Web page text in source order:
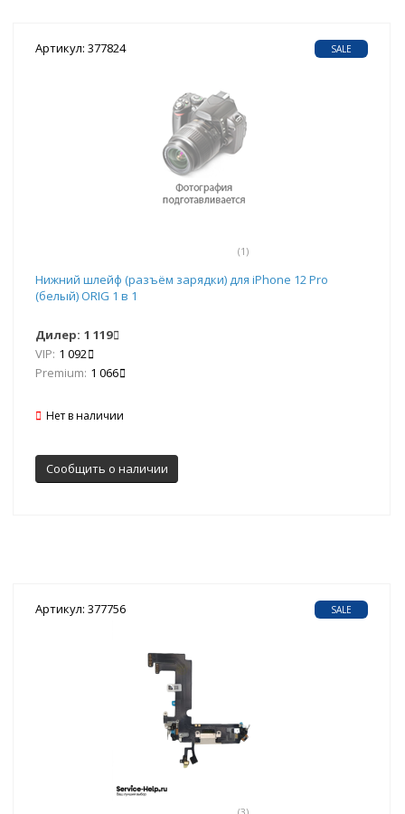
Артикул: 377824
(1)
SALE
Нижний шлейф (разъём зарядки) для iPhone 12 Pro
(белый) ORIG 1 в 1
Дилер: 1 119
VIP: 1 092
Premium: 1 066
Нет в наличии
Сообщить о наличии
Артикул: 377756 SALE